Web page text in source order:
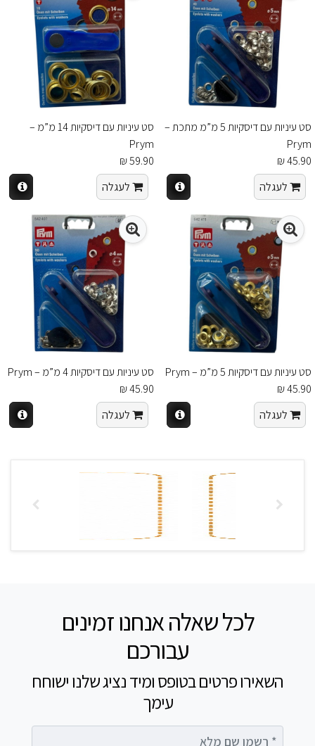
סט עיניות עם דיסקיות 5 מ”מ מתכת –
Prym
45.90 ₪
לעגלה
סט עיניות עם דיסקיות 14 מ”מ –
Prym
59.90 ₪
לעגלה
סט עיניות עם דיסקיות 5 מ”מ – Prym
45.90 ₪
לעגלה
סט עיניות עם דיסקיות 4 מ”מ – Prym
45.90 ₪
לעגלה
לכל שאלה אנחנו זמינים
עבורכם
השאירו פרטים בטופס ומיד נציג שלנו ישוחח
עימך